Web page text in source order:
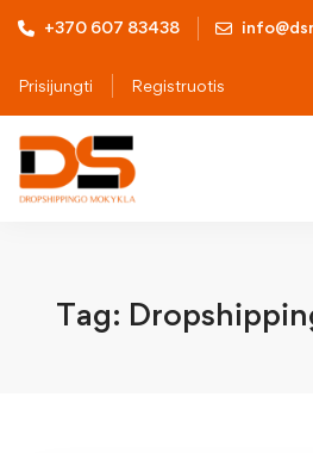
+370 607 83438
Prisijungti Registruotis
Tag: